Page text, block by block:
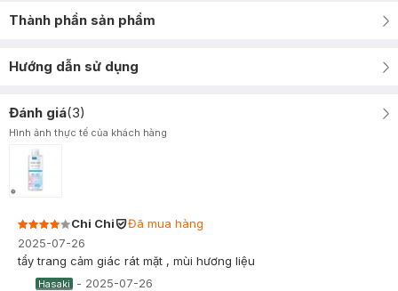
Thành phần sản phẩm
Hướng dẫn sử dụng
Đánh giá(3)
Hình ảnh thực tế của khách hàng
Chi Chi
Đã mua hàng
2025-07-26
tẩy trang cảm giác rát mặt , mùi hương liệu
Hasaki - 2025-07-26